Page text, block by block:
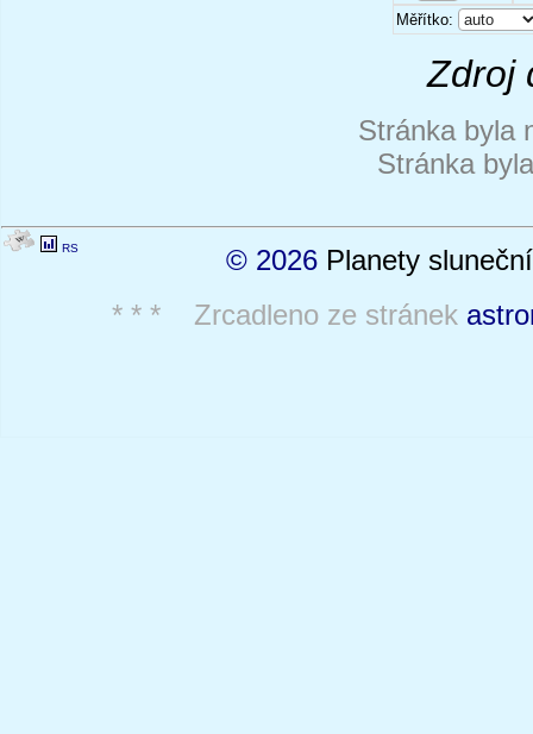
Měřítko:
Zdroj
Stránka byla
Stránka
RS © 2026 Planety
* * * Zrcadleno ze stránek